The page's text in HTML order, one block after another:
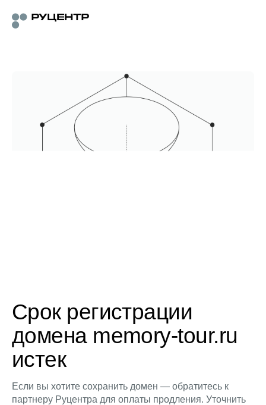
Срок регистрации
домена memory-tour.ru
истек
Если вы хотите сохранить домен — обратитесь к
партнеру Руцентра для оплаты продления. Уточнить